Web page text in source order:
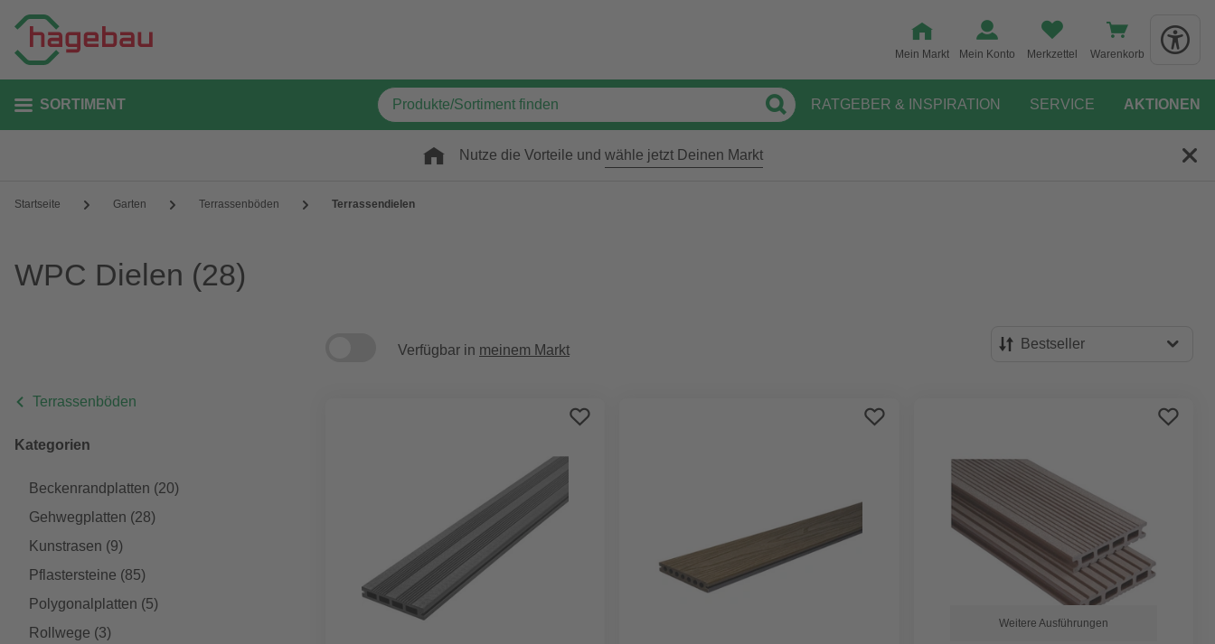
Mein Markt Mein Konto Merkzettel Warenkorb
SORTIMENT RATGEBER & INSPIRATION SERVICE AKTIONEN
Nutze die Vorteile und wähle jetzt Deinen Markt
Startseite Garten Terrassenböden Terrassendielen
WPC Dielen (28)
Terrassenböden
Kategorien
Beckenrandplatten (20)
Gehwegplatten (28)
Kunstrasen (9)
Pflastersteine (85)
Polygonalplatten (5)
Rollwege (3)
Verfügbar in meinem Markt Bestseller
Bewertung
Weitere Ausführungen